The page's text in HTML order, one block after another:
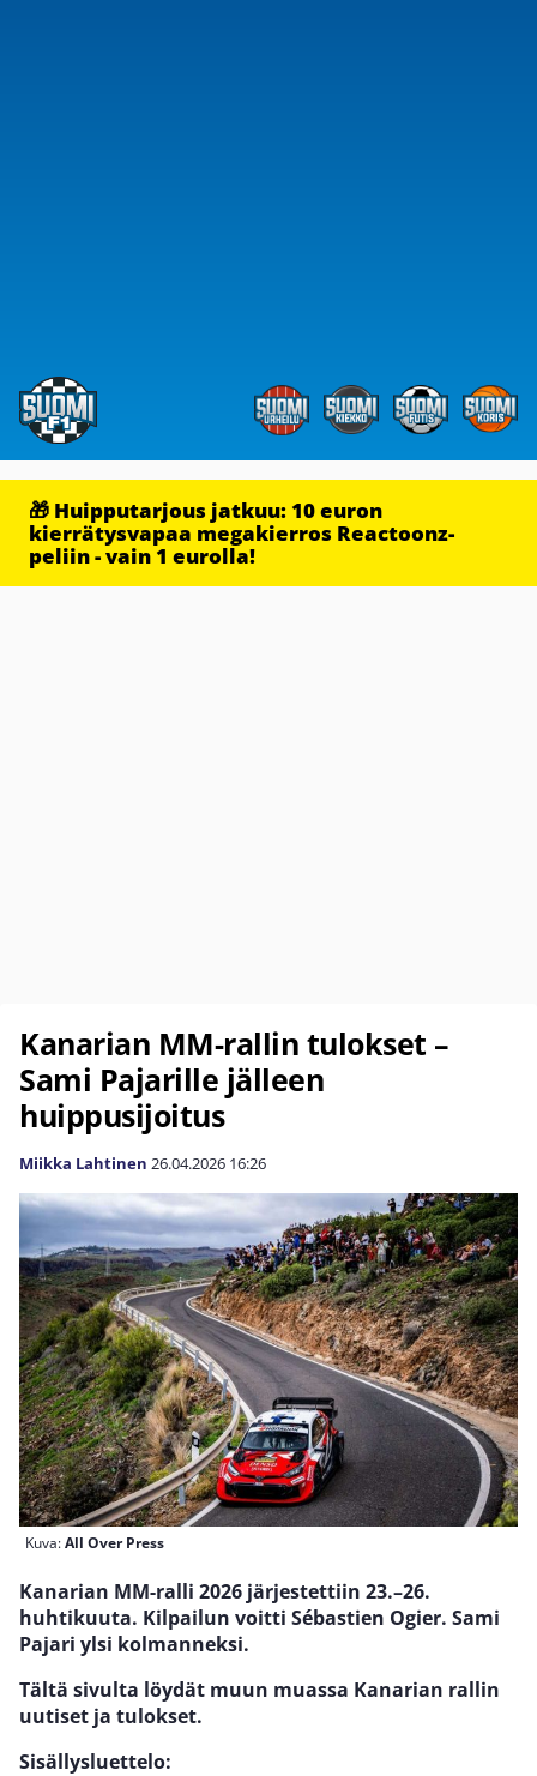
🎁 Huipputarjous jatkuu: 10 euron
kierrätysvapaa megakierros Reactoonz-
peliin - vain 1 eurolla!
Kanarian MM-rallin tulokset –
Sami Pajarille jälleen
huippusijoitus
Miikka Lahtinen 26.04.2026 16:26
Kuva:All Over Press
Kanarian MM-ralli 2026 järjestettiin 23.–26.
huhtikuuta. Kilpailun voitti Sébastien Ogier. Sami
Pajari ylsi kolmanneksi.
Tältä sivulta löydät muun muassa Kanarian rallin
uutiset ja tulokset.
Sisällysluettelo: